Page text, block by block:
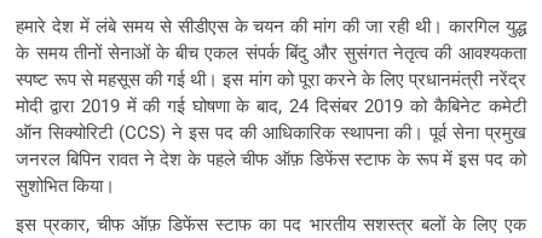
हमारे देश में लंबे समय से सीडीएस के चयन की मांग की जा रही थी। कारगिल युद्ध
के समय तीनों सेनाओं के बीच एकल संपर्क बिंदु और सुसंगत नेतृत्व की आवश्यकता
स्पष्ट रूप से महसूस की गई थी। इस मांग को पूरा करने के लिए प्रधानमंत्री नरेंद्र
मोदी द्वारा 2019 में की गई घोषणा के बाद, 24 दिसंबर 2019 को कैबिनेट कमेटी
ऑन सिक्योरिटी (CCS) ने इस पद की आधिकारिक स्थापना की। पूर्व सेना प्रमुख
जनरल बिपिन रावत ने देश के पहले चीफ ऑफ़ डिफेंस स्टाफ के रूप में इस पद को
सुशोभित किया।
इस प्रकार, चीफ ऑफ़ डिफेंस स्टाफ का पद भारतीय सशस्त्र बलों के लिए एक